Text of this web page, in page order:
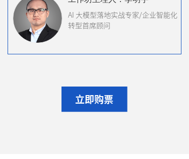
立即购票
AI 大模型落地实战专家/企业智能化
转型首席顾问